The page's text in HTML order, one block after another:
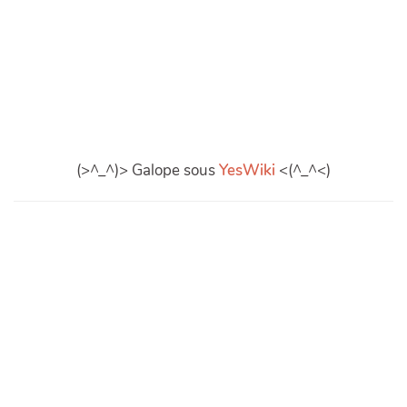
(>^_^)> Galope sousYesWiki <(^_^<)